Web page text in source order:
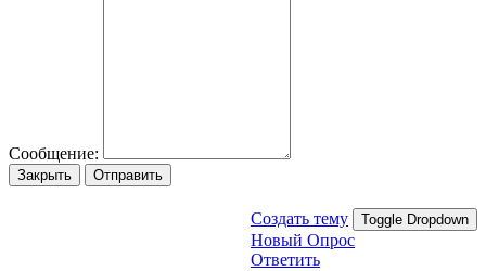
Сообщение:
Закрыть Отправить
Создать тему Toggle Dropdown
Новый Опрос
Ответить